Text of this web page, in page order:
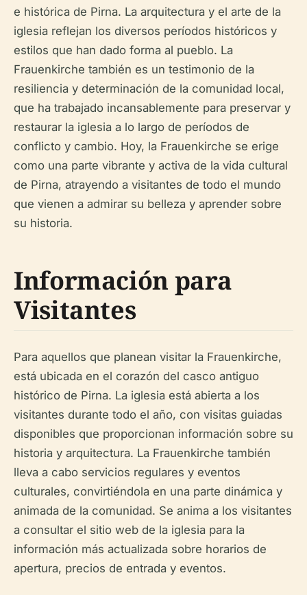
e histórica de Pirna. La arquitectura y el arte de la
iglesia reflejan los diversos períodos históricos y
estilos que han dado forma al pueblo. La
Frauenkirche también es un testimonio de la
resiliencia y determinación de la comunidad local,
que ha trabajado incansablemente para preservar y
restaurar la iglesia a lo largo de períodos de
conflicto y cambio. Hoy, la Frauenkirche se erige
como una parte vibrante y activa de la vida cultural
de Pirna, atrayendo a visitantes de todo el mundo
que vienen a admirar su belleza y aprender sobre
su historia.
Información para
Visitantes
Para aquellos que planean visitar la Frauenkirche,
está ubicada en el corazón del casco antiguo
histórico de Pirna. La iglesia está abierta a los
visitantes durante todo el año, con visitas guiadas
disponibles que proporcionan información sobre su
historia y arquitectura. La Frauenkirche también
lleva a cabo servicios regulares y eventos
culturales, convirtiéndola en una parte dinámica y
animada de la comunidad. Se anima a los visitantes
a consultar el sitio web de la iglesia para la
información más actualizada sobre horarios de
apertura, precios de entrada y eventos.